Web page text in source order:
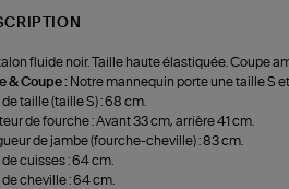
fluide noir. Taille haute élastiquée. Coupe
& Coupe : Notre mannequin porte une taille S et
de taille (taille S) : 68 cm.
de fourche : Avant 33 cm, arrière 41 cm.
de jambe (fourche-cheville) : 83 cm.
de cuisses : 64 cm.
de cheville : 64 cm.